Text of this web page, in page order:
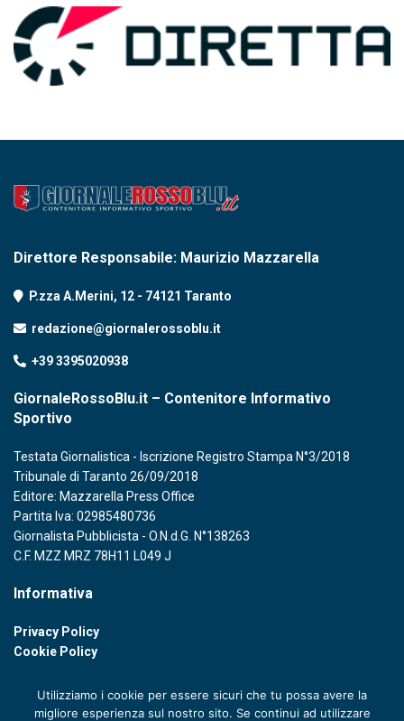
Direttore Responsabile: Maurizio Mazzarella
P.zza A.Merini, 12 - 74121 Taranto
redazione@giornalerossoblu.it
+39 3395020938
GiornaleRossoBlu.it – Contenitore Informativo
Sportivo
Testata Giornalistica - Iscrizione Registro Stampa N°3/2018
Tribunale di Taranto 26/09/2018
Editore: Mazzarella Press Office
Partita Iva: 02985480736
Giornalista Pubblicista - O.N.d.G. N°138263
C.F. MZZ MRZ 78H11 L049 J
Informativa
Privacy Policy
Cookie Policy
Utilizziamo i cookie per essere sicuri che tu possa avere la
migliore esperienza sul nostro sito. Se continui ad utilizzare